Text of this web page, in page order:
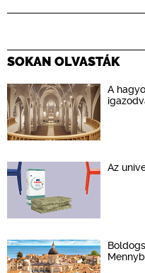
SOKAN OLVASTÁK
A
Az